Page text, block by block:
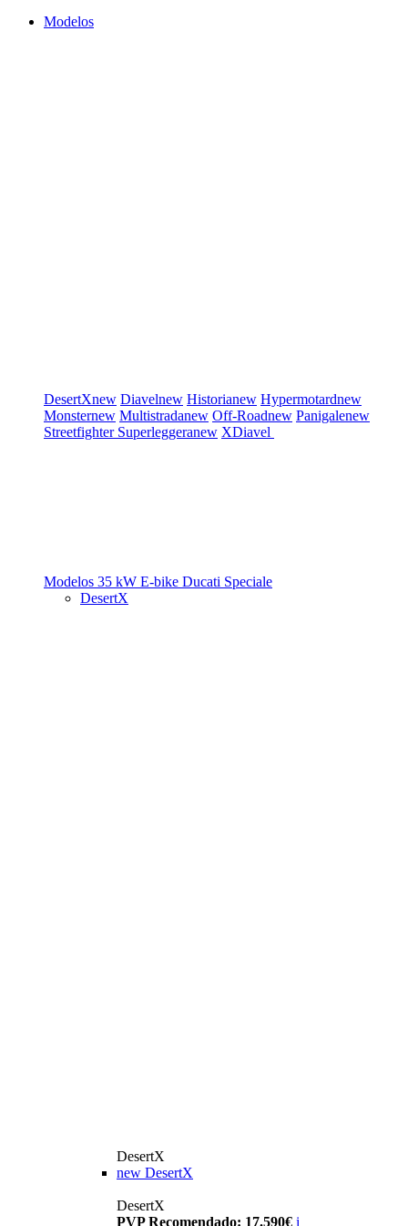
Modelos
DesertXnew Diavelnew Historianew Hypermotardnew
Monsternew Multistradanew Off-Roadnew Panigalenew
Streetfighter Superleggeranew XDiavel
Modelos 35 kW E-bike Ducati Speciale
DesertX
DesertX
new DesertX
DesertX
PVP Recomendado: 17.590€ i